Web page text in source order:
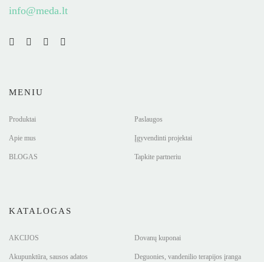
info@meda.lt
MENIU
Produktai Paslaugos
Apie mus Įgyvendinti projektai
BLOGAS Tapkite partneriu
KATALOGAS
AKCIJOS Dovanų kuponai
Akupunktūra, sausos adatos Deguonies, vandenilio terapijos įranga